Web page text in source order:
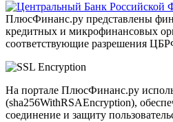
ПлюсФинанс.ру представлены
кредитных и микрофинансовых
соответствующие разрешения
На портале ПлюсФинанс.ру
(sha256WithRSAEncryption),
соединение и защиту